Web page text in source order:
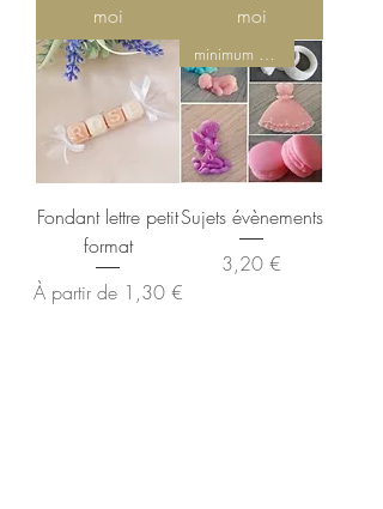
moi
moi
Fondant lettre petit
format
À partir de 1,30 €
Prix promotionnel
minimum 7 fondants
Sujets évènements
Prix
3,20 €